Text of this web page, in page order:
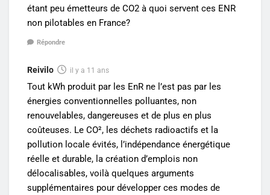
étant peu émetteurs de CO2 à quoi servent ces ENR
non pilotables en France?
Répondre
Reivilo il y a 11 ans
Tout kWh produit par les EnR ne l’est pas par les
énergies conventionnelles polluantes, non
renouvelables, dangereuses et de plus en plus
coûteuses. Le CO², les déchets radioactifs et la
pollution locale évités, l’indépendance énergétique
réelle et durable, la création d’emplois non
délocalisables, voilà quelques arguments
supplémentaires pour développer ces modes de